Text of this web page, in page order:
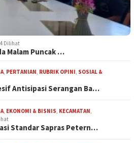
Dilihat
Malam Puncak …
, PERTANIAN, RUBRIK OPINI, SOSIAL &
Antisipasi Serangan Ba…
, EKONOMI & BISNIS, KECAMATAN,
Standar Sapras Petern…